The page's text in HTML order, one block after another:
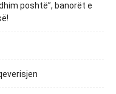
poshtë”, banorët e